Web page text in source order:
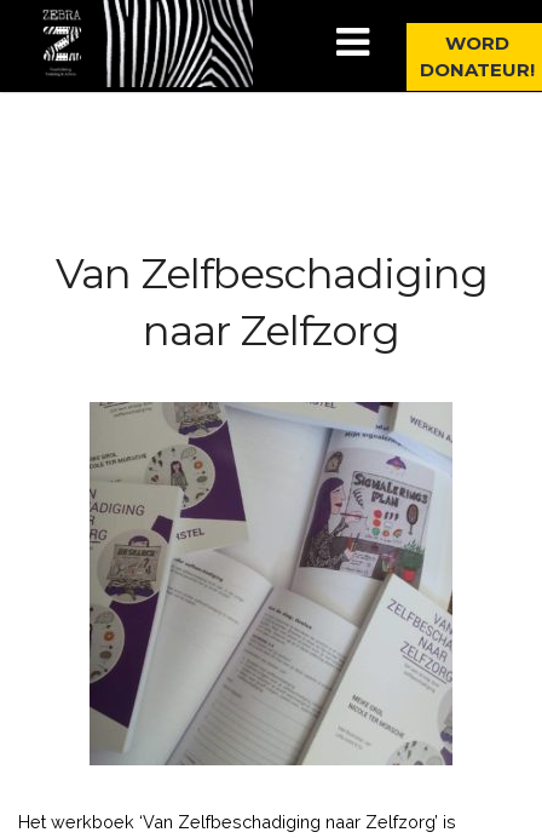
WORD
DONATEUR!
Van Zelfbeschadiging
naar Zelfzorg
Het werkboek ‘Van Zelfbeschadiging naar Zelfzorg’ is